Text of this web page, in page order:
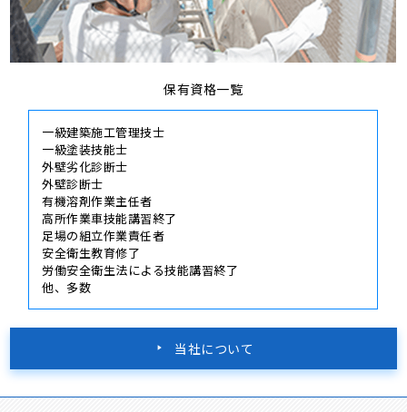
保有資格一覧
一級建築施工管理技士
一級塗装技能士
外壁劣化診断士
外壁診断士
有機溶剤作業主任者
高所作業車技能講習終了
足場の組立作業責任者
安全衛生教育修了
労働安全衛生法による技能講習終了
他、多数
当社について